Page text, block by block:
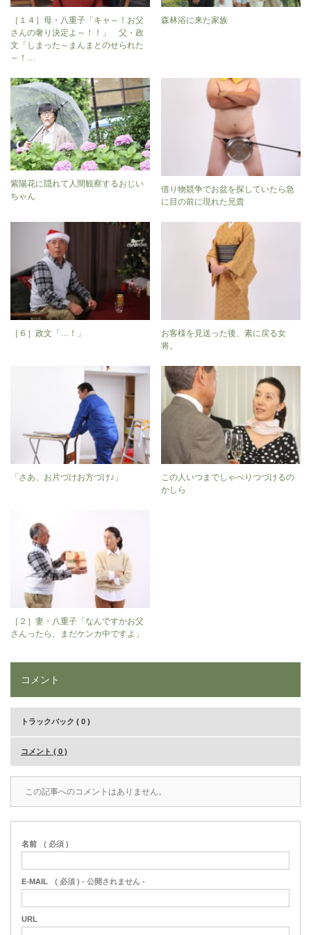
［１４］母・八重子「キャ～！お父
さんの奢り決定よ～！！」 父・政
文「しまった～まんまとのせられた
～！…
森林浴に来た家族
紫陽花に隠れて人間観察するおじい
ちゃん
借り物競争でお盆を探していたら急
に目の前に現れた兄貴
［６］政文「…！」
お客様を見送った後、素に戻る女
将。
「さあ、お片づけお方づけ♪」
この人いつまでしゃべりつづけるの
かしら
［２］妻・八重子「なんですかお父
さんったら、まだケンカ中ですよ」
コメント
トラックバック ( 0 )
コメント ( 0 )
この記事へのコメントはありません。
名前 ( 必須 )
E-MAIL ( 必須 ) - 公開されません -
URL